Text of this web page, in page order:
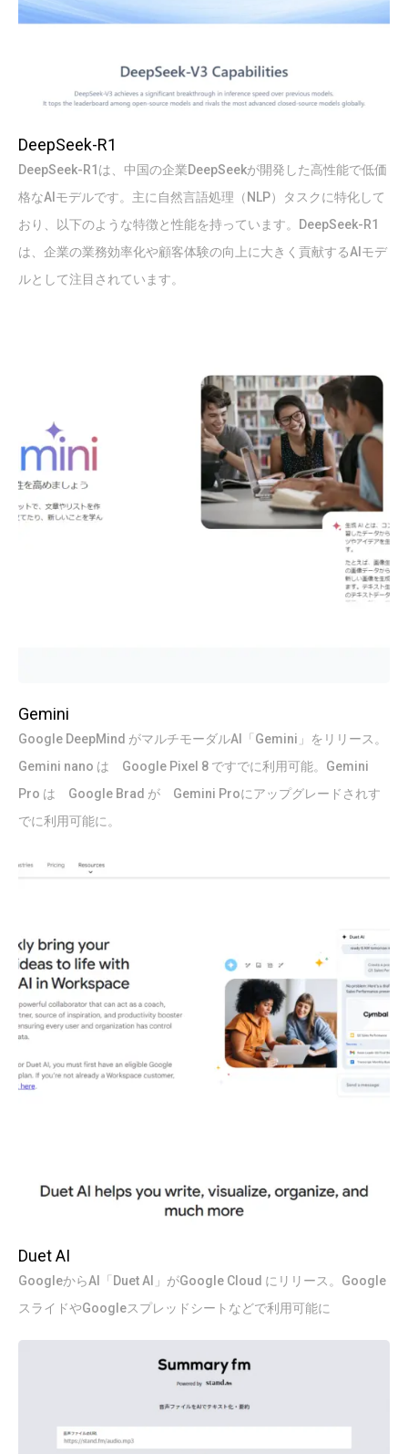
DeepSeek-R1
DeepSeek-R1は、中国の企業DeepSeekが開発した高性能で低価
格なAIモデルです。主に自然言語処理（NLP）タスクに特化して
おり、以下のような特徴と性能を持っています。DeepSeek-R1
は、企業の業務効率化や顧客体験の向上に大きく貢献するAIモデ
ルとして注目されています。
Gemini
Google DeepMind がマルチモーダルAI「Gemini」をリリース。
Gemini nano は Google Pixel 8 ですでに利用可能。Gemini
Pro は Google Brad が Gemini Proにアップグレードされす
でに利用可能に。
Duet AI
GoogleからAI「Duet AI」がGoogle Cloud にリリース。Google
スライドやGoogleスプレッドシートなどで利用可能に